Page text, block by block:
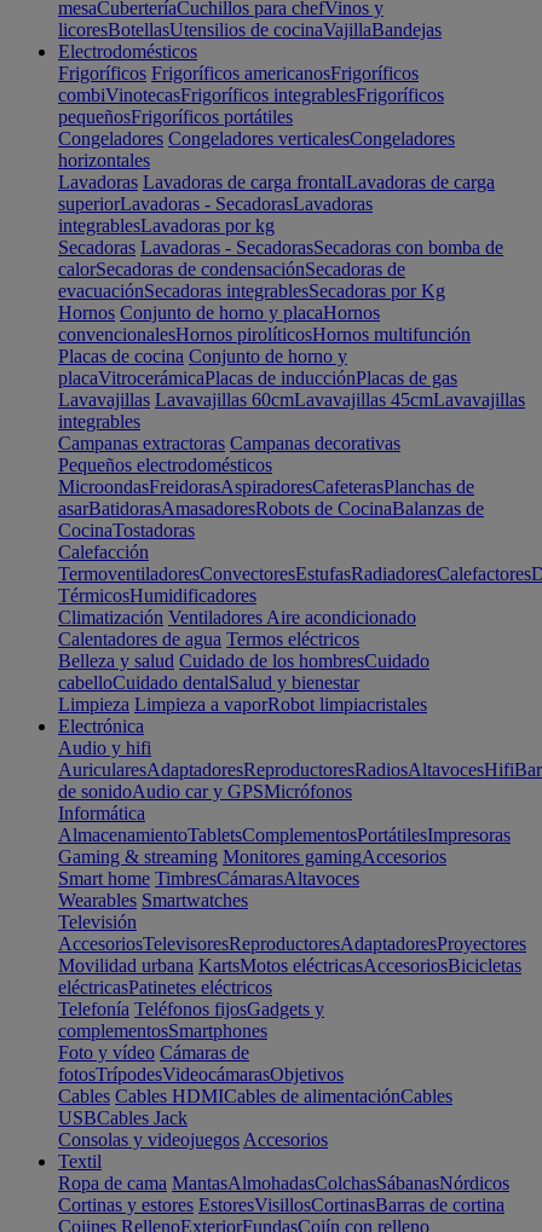
mesaCuberteríaCuchillos para chefVinos y
licoresBotellasUtensilios de cocinaVajillaBandejas
Electrodomésticos
Frigoríficos Frigoríficos americanosFrigoríficos
combiVinotecasFrigoríficos integrablesFrigoríficos
pequeñosFrigoríficos portátiles
Congeladores Congeladores verticalesCongeladores
horizontales
Lavadoras Lavadoras de carga frontalLavadoras de carga
superiorLavadoras - SecadorasLavadoras
integrablesLavadoras por kg
Secadoras Lavadoras - SecadorasSecadoras con bomba de
calorSecadoras de condensaciónSecadoras de
evacuaciónSecadoras integrablesSecadoras por Kg
Hornos Conjunto de horno y placaHornos
convencionalesHornos pirolíticosHornos multifunción
Placas de cocina Conjunto de horno y
placaVitrocerámicaPlacas de inducciónPlacas de gas
Lavavajillas Lavavajillas 60cmLavavajillas 45cmLavavajillas
integrables
Campanas extractoras Campanas decorativas
Pequeños electrodomésticos
MicroondasFreidorasAspiradoresCafeterasPlanchas de
asarBatidorasAmasadoresRobots de CocinaBalanzas de
CocinaTostadoras
Calefacción
TermoventiladoresConvectoresEstufasRadiadoresCalefactores
TérmicosHumidificadores
Climatización Ventiladores Aire acondicionado
Calentadores de agua Termos eléctricos
Belleza y salud Cuidado de los hombresCuidado
cabelloCuidado dentalSalud y bienestar
Limpieza Limpieza a vaporRobot limpiacristales
Electrónica
Audio y hifi
AuricularesAdaptadoresReproductoresRadiosAltavocesHifi
de sonidoAudio car y GPSMicrófonos
Informática
AlmacenamientoTabletsComplementosPortátilesImpresoras
Gaming & streaming Monitores gamingAccesorios
Smart home TimbresCámarasAltavoces
Wearables Smartwatches
Televisión
AccesoriosTelevisoresReproductoresAdaptadoresProyectores
Movilidad urbana KartsMotos eléctricasAccesoriosBicicletas
eléctricasPatinetes eléctricos
Telefonía Teléfonos fijosGadgets y
complementosSmartphones
Foto y vídeo Cámaras de
fotosTrípodesVideocámarasObjetivos
Cables Cables HDMICables de alimentaciónCables
USBCables Jack
Consolas y videojuegos Accesorios
Textil
Ropa de cama MantasAlmohadasColchasSábanasNórdicos
Cortinas y estores EstoresVisillosCortinasBarras de cortina
Cojines RellenoExteriorFundasCojín con relleno